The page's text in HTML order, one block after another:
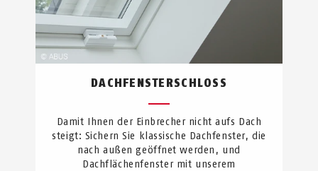
DACHFENSTERSCHLOSS
Damit Ihnen der Einbrecher nicht aufs Dach
steigt: Sichern Sie klassische Dachfenster, die
nach außen geöffnet werden, und
Dachflächenfenster mit unserem